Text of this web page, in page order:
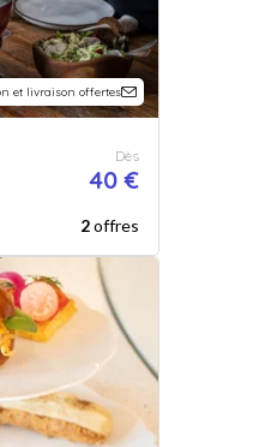
et livraison offertes
Dès
40 €
2offres